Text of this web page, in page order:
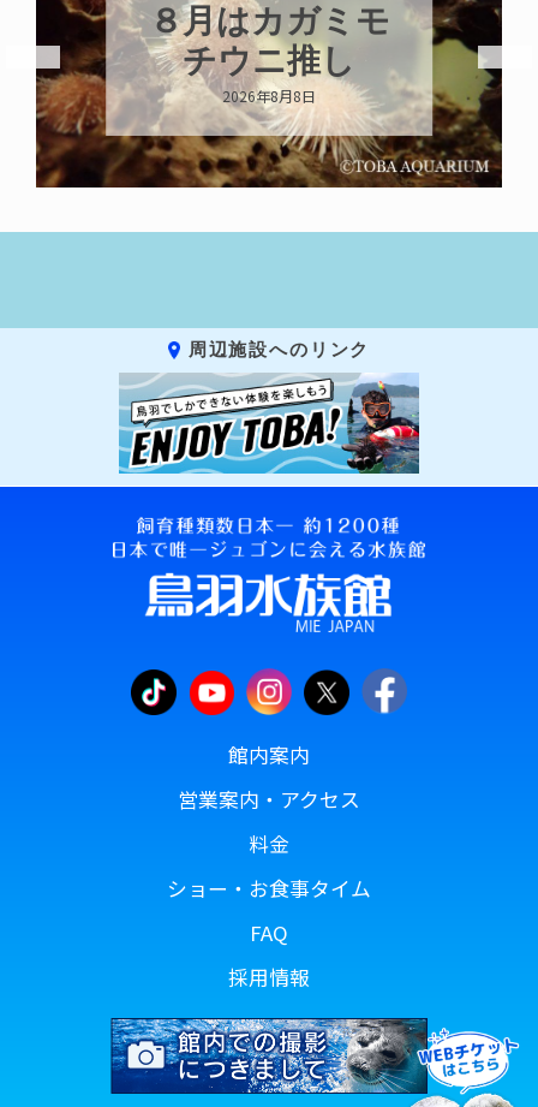
８月はカガミモ
チウニ推し
2026年8月8日
周辺施設へのリンク
館内案内
営業案内・アクセス
料金
ショー・お食事タイム
FAQ
採用情報